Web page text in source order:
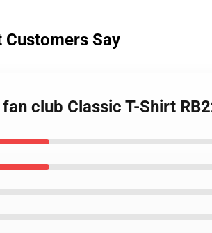
Customers Say
club Classic T-Shirt